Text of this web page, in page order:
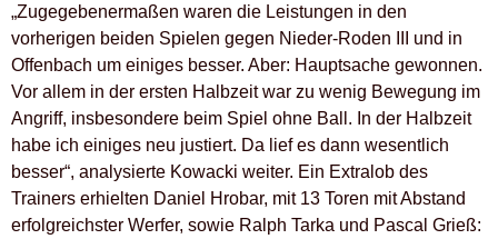
„Zugegebenermaßen waren die Leistungen in den
vorherigen beiden Spielen gegen Nieder-Roden III und in
Offenbach um einiges besser. Aber: Hauptsache gewonnen.
Vor allem in der ersten Halbzeit war zu wenig Bewegung im
Angriff, insbesondere beim Spiel ohne Ball. In der Halbzeit
habe ich einiges neu justiert. Da lief es dann wesentlich
besser“, analysierte Kowacki weiter. Ein Extralob des
Trainers erhielten Daniel Hrobar, mit 13 Toren mit Abstand
erfolgreichster Werfer, sowie Ralph Tarka und Pascal Grieß: